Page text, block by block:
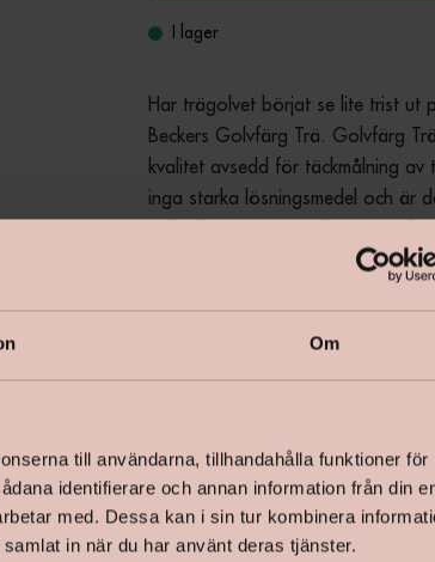
Om
till användarna, tillhandahålla funktioner för
identifierare och annan information från din
med. Dessa kan i sin tur kombinera
in när du har använt deras tjänster.
I lager
Har trägolvet börjat se lite trist ut
Beckers Golvfärg Trä. Golvfärg
kvalitet avsedd för täckmålning av
inga starka lösningsmedel och är
och miljön. Färgen är lätt att